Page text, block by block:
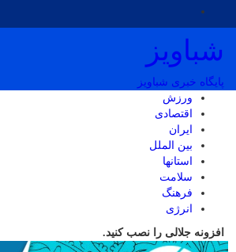
شباویز
پایگاه خبری شباویز
ورزش
اقتصادی
ایران
بین الملل
استانها
سلامت
فرهنگ
انرژی
افزونه جلالی را نصب کنید.